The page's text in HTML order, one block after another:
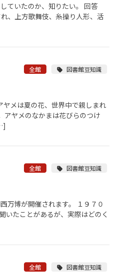
ていたのか、知りたい。 回答
、上方歌舞伎、糸操り人形、活
全館 図書館豆知識
メは夏の花、世界中で親しまれ
アヤメのなかまは花びらのつけ
全館 図書館豆知識
万博が開催されます。 １９７０
いたことがあるが、実際はどのく
全館 図書館豆知識